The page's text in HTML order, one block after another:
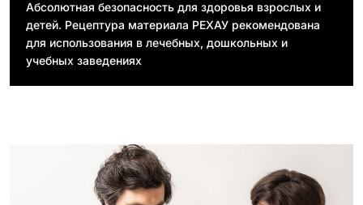
Абсолютная безопасность для здоровья взрослых и
детей. Рецептура материала РЕХАУ рекомендована
для использования в лечебных, дошкольных и
учебных заведениях